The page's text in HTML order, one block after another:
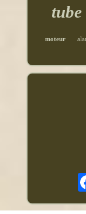
tube
moteur